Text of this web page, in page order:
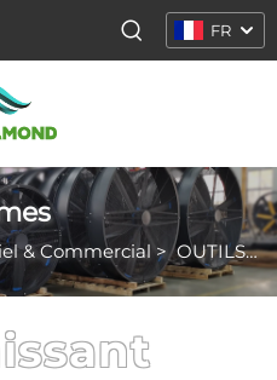
FR
& Commercial>OUTILS>